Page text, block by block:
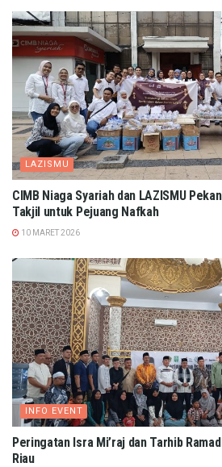
LAZISMU
CIMB Niaga Syariah dan LAZISMU
Takjil untuk Pejuang Nafkah
10 MARET 2026
INFO EVENT
Peringatan Isra Mi’raj dan Tarhib
Riau